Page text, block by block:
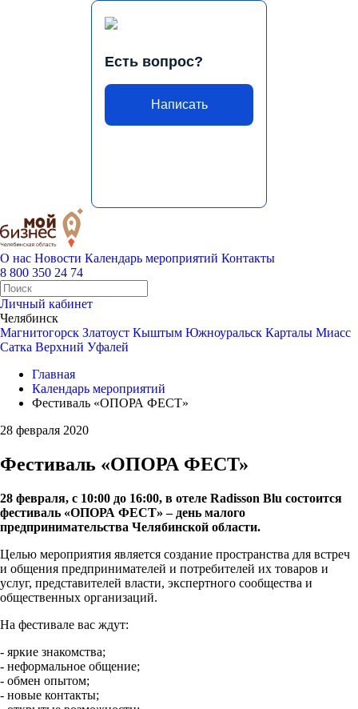
Есть вопрос?
Написать
О нас Новости Календарь мероприятий Контакты
8 800 350 24 74
Личный кабинет
Челябинск
Магнитогорск Златоуст Кыштым Южноуральск Карталы Миасс
Сатка Верхний Уфалей
Главная
Календарь мероприятий
Фестиваль «ОПОРА ФЕСТ»
28 февраля 2020
Фестиваль «ОПОРА ФЕСТ»
28 февраля, с 10:00 до 16:00, в отеле Radisson Blu состоится
фестиваль «ОПОРА ФЕСТ» – день малого
предпринимательства Челябинской области.
Целью мероприятия является создание пространства для встреч
и общения предпринимателей и потребителей их товаров и
услуг, представителей власти, экспертного сообщества и
общественных организаций.
На фестивале вас ждут:
- яркие знакомства;
- неформальное общение;
- обмен опытом;
- новые контакты;